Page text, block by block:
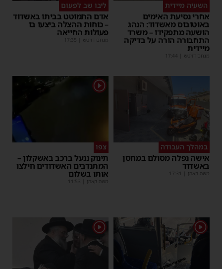
השעיה מיידית
אחרי נסיעת האימים
באוטובוס מאשדוד: הנהג
הושעה מתפקידו – משרד
התחבורה הורה על בדיקה
מיידית
מנחם דויטש 17:44
ליבו שב לפעום
אדם התמוטט בביתו באשדוד
– כוחות ההצלה ביצעו בו
פעולות החייאה
מנחם דויטש 17:35
במהלך העבודה
אישה נפלה מסולם במחסן
באשדוד
משה קאהן 17:31
1
צפו
תינוק ננעל ברכב באשקלון –
המתנדבים האשדודים חילצו
אותו בשלום
משה קאהן 11:53
1
1